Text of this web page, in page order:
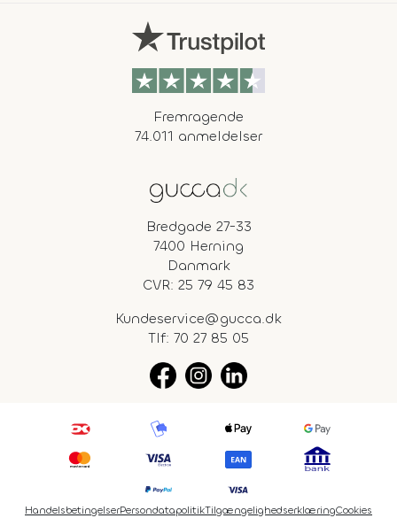
Fremragende
74.011 anmeldelser
Bredgade 27-33
7400 Herning
Danmark
CVR: 25 79 45 83
Kundeservice@gucca.dk
Tlf: 70 27 85 05
HandelsbetingelserPersondatapolitikTilgængelighedserklæringCookies